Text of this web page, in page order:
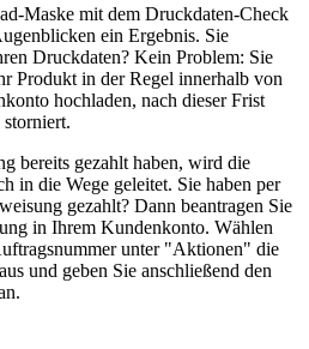
Maske mit dem Druckdaten-Check
ein Ergebnis. Sie
Druckdaten? Kein Problem: Sie
Produkt in der Regel innerhalb von
hochladen, nach dieser Frist
bereits gezahlt haben, wird die
in die Wege geleitet. Sie haben per
gezahlt? Dann beantragen Sie
in Ihrem Kundenkonto. Wählen
unter "Aktionen" die
und geben Sie anschließend den